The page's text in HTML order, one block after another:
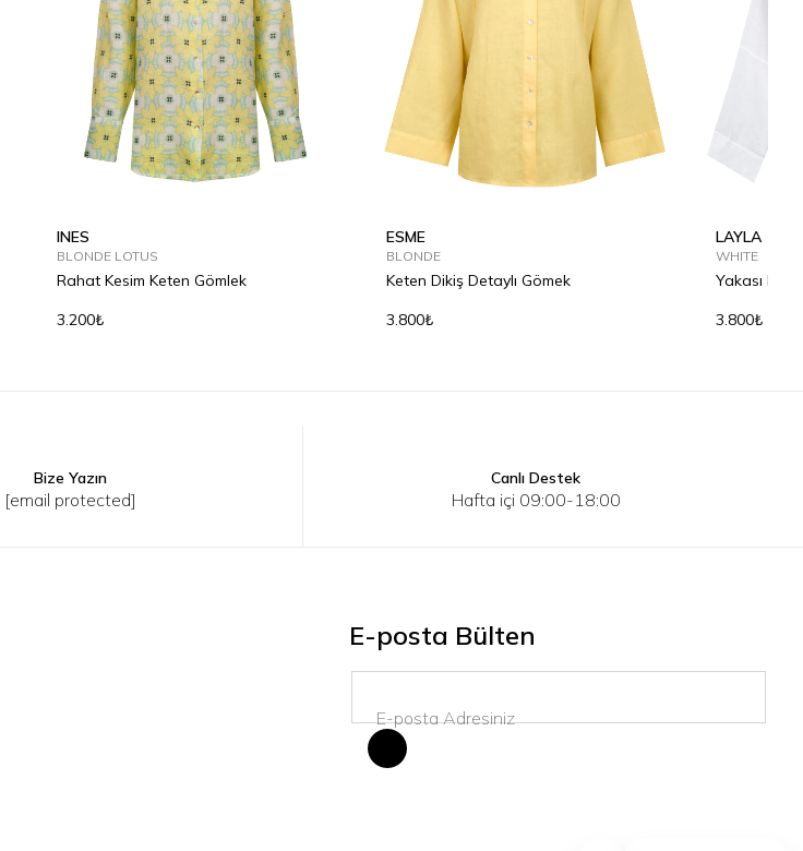
S
INES
BLONDE LOTUS
Rahat Kesim Keten Gömlek
3.200₺
M
ESME
BLONDE
Keten Dikiş Detaylı Gömek
3.800₺
LAYLA
WHITE
Yakası
3.800₺
Bize Yazın
[email protected]
Canlı Destek
Hafta içi 09:00-18:00
E-posta Bülten